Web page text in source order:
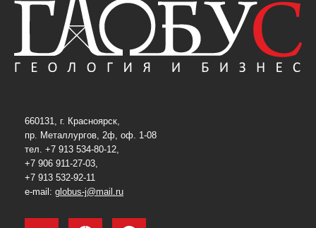
660131, г. Красноярск,
пр. Металлургов, 2ф, оф. 1-08
тел. +7 913 534-80-12,
+7 906 911-27-03,
+7 913 532-92-11
e-mail: globus-j@mail.ru